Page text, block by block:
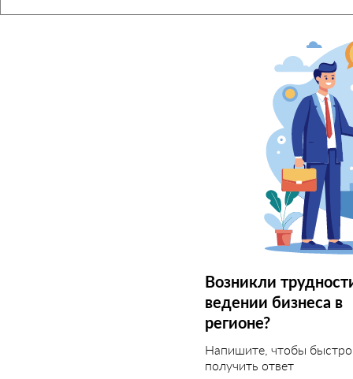
Возникли
ведении бизнеса в
регионе?
Напишите, чтобы быстро
получить ответ